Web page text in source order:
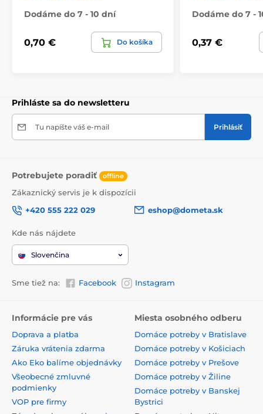
Dodáme do 7 - 10 dní
0,70 € Do košíka
Dodáme do 7 -
0,37 €
Prihláste sa do newsletteru
Tu napíšte váš e-mail Prihlásiť
Potrebujete poradiť offline
Zákaznický servis je k dispozícii
+420 555 222 029
eshop@dometa.sk
Kde nás nájdete
Slovenčina
Sme tiež na: Facebook Instagram
Informácie pre vás
Doprava a platba
Záruka vrátenia zdarma
Ako Eko balíme objednávky
Všeobecné zmluvné
podmienky
VOP pre firmy
Miesta osobného odberu
Domáce potreby v Bratislave
Domáce potreby v Košiciach
Domáce potreby v Prešove
Domáce potreby v Žiline
Domáce potreby v Banskej
Bystrici